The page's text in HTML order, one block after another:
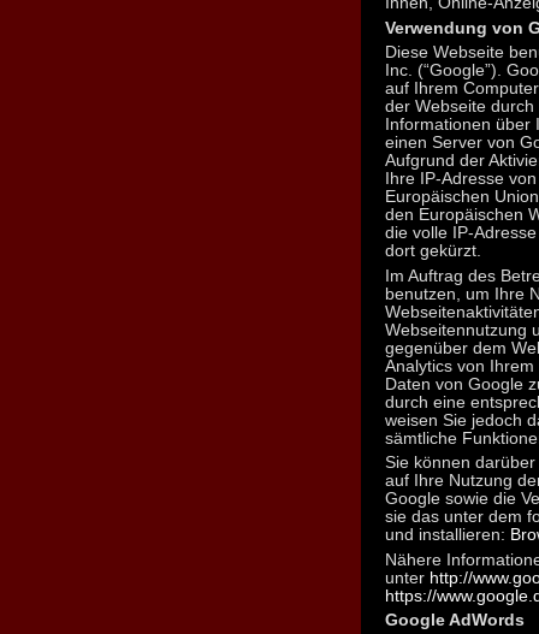
Verwendung von
Diese Webseite
Inc. (“Google”).
auf Ihrem
der Webseite
Informationen
einen Server von
Aufgrund der
Ihre IP-Adresse
Europäischen
den Europäischen
die volle IP-
dort gekürzt.
Im Auftrag des
benutzen, um Ihre
Webseitennutzung
gegenüber dem
Analytics von
Daten von Google
durch eine
weisen Sie jedoch
sämtliche
Sie können
auf Ihre Nutzung
Google sowie die
sie das unter dem
und installieren:
Nähere
unter http://
https://
Google AdWords